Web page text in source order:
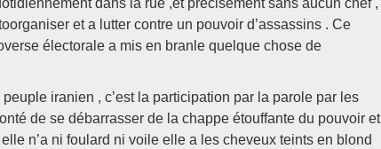
dans la rue ,et précisément sans aucun chef ,
et a lutter contre un pouvoir d’assassins . Ce
électorale a mis en branle quelque chose de
iranien , c’est la participation par la parole par les
de se débarrasser de la chappe étouffante du pouvoir et
n’a ni foulard ni voile elle a les cheveux teints en blond